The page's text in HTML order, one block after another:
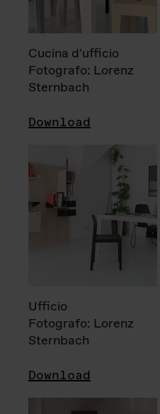
Cucina d'ufficio
Fotografo: Lorenz
Sternbach
Download
Ufficio
Fotografo: Lorenz
Sternbach
Download